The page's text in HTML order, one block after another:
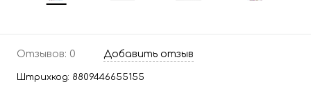
Отзывов: 0 Добавить отзыв
Штрихкод: 8809446655155